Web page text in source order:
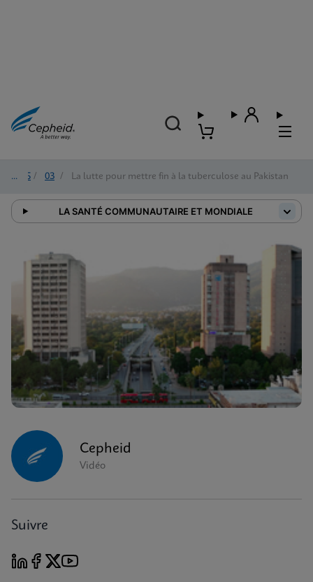
2025 / 03 / La lutte pour mettre fin à la tuberculose au Pakistan
LA SANTÉ COMMUNAUTAIRE ET MONDIALE
Cepheid
Vidéo
Suivre